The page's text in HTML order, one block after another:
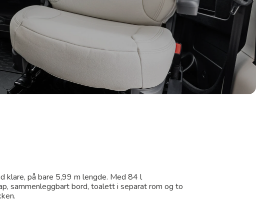
klare, på bare 5,99 m lengde. Med 84 l
sammenleggbart bord, toalett i separat rom og to